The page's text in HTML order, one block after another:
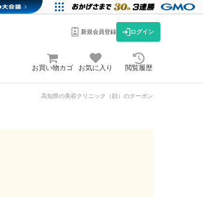
新規会員登録 ログイン
お買い物カゴ お気に入り 閲覧履歴
高知県の美容クリニック（顔）のクーポン